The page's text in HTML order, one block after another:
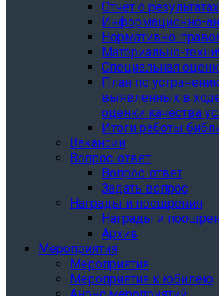
Отчет о
Информационно-
Нормативно-
Материально-
Специальная
План по
выявленных в
оценки качества
Итоги работы
Вакансии
Вопрос-ответ
Вопрос-ответ
Задать вопрос
Награды и поощрения
Награды и
Архив
Мероприятия
Мероприятия
Мероприятия к юбилею